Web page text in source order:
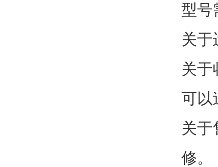
型号
关于
关于
可以
关于
修。